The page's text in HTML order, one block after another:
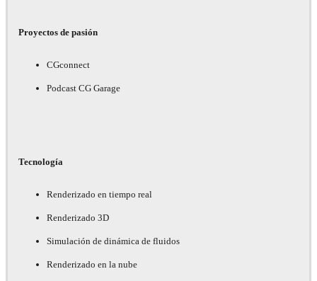
Proyectos de pasión
CGconnect
Podcast CG Garage
Tecnología
Renderizado en tiempo real
Renderizado 3D
Simulación de dinámica de fluidos
Renderizado en la nube